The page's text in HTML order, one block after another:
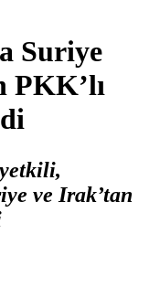
Suriye
PKK’lı
ve Irak’tan